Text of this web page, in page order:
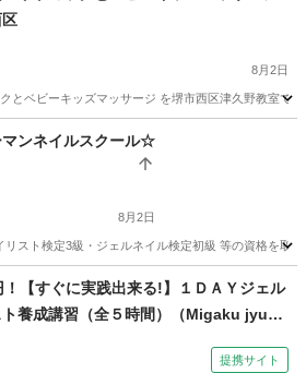
8月2日
とベビーキッズマッサージ を堺市西区津久野教室で
ベビーマッサージ 先生
マンネイルスクール☆
8月2日
リスト検定3級・ジェルネイル検定初級 等の資格を取
ネイル マンツーマン
【すぐに実践出来る!】１ＤＡＹジェル
養成講習（全５時間）（Migaku jyuku
提携サイト